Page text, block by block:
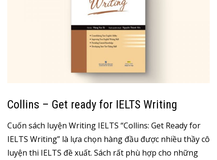
Collins – Get ready for IELTS Writing
Cuốn sách luyện Writing IELTS “Collins: Get Ready for
IELTS Writing” là lựa chọn hàng đầu được nhiều thầy cô
luyện thi IELTS đề xuất. Sách rất phù hợp cho những